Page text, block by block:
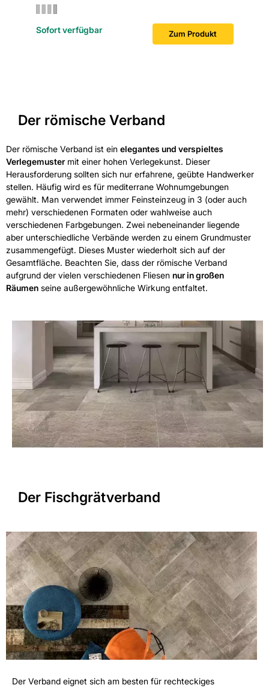
Zum Produkt
Sofort verfügbar
Der römische Verband
Der römische Verband ist ein elegantes und verspieltes
Verlegemustermit einer hohen Verlegekunst. Dieser
Herausforderung sollten sich nur erfahrene, geübte Handwerker
stellen. Häufig wird es für mediterrane Wohnumgebungen
gewählt. Man verwendet immer Feinsteinzeug in 3 (oder auch
mehr) verschiedenen Formaten oder wahlweise auch
verschiedenen Farbgebungen. Zwei nebeneinander liegende
aber unterschiedliche Verbände werden zu einem Grundmuster
zusammengefügt. Dieses Muster wiederholt sich auf der
Gesamtfläche. Beachten Sie, dass der römische Verband
aufgrund der vielen verschiedenen Fliesen nur in großen
Räumen seine außergewöhnliche Wirkung entfaltet.
Der Fischgrätverband
Der Verband eignet sich am besten für rechteckiges